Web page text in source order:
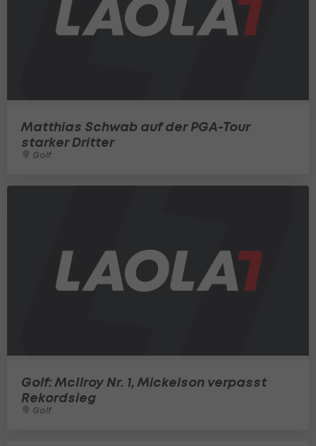
Matthias Schwab auf der PGA-Tour
starker Dritter
Golf
Golf: McIlroy Nr. 1, Mickelson verpasst
Rekordsieg
Golf